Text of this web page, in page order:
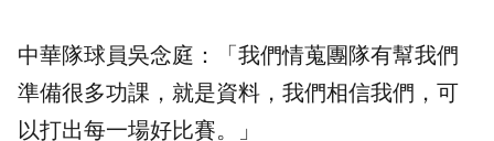
中華隊球員吳念庭：「我們情蒐團隊有幫我們
準備很多功課，就是資料，我們相信我們，可
以打出每一場好比賽。」